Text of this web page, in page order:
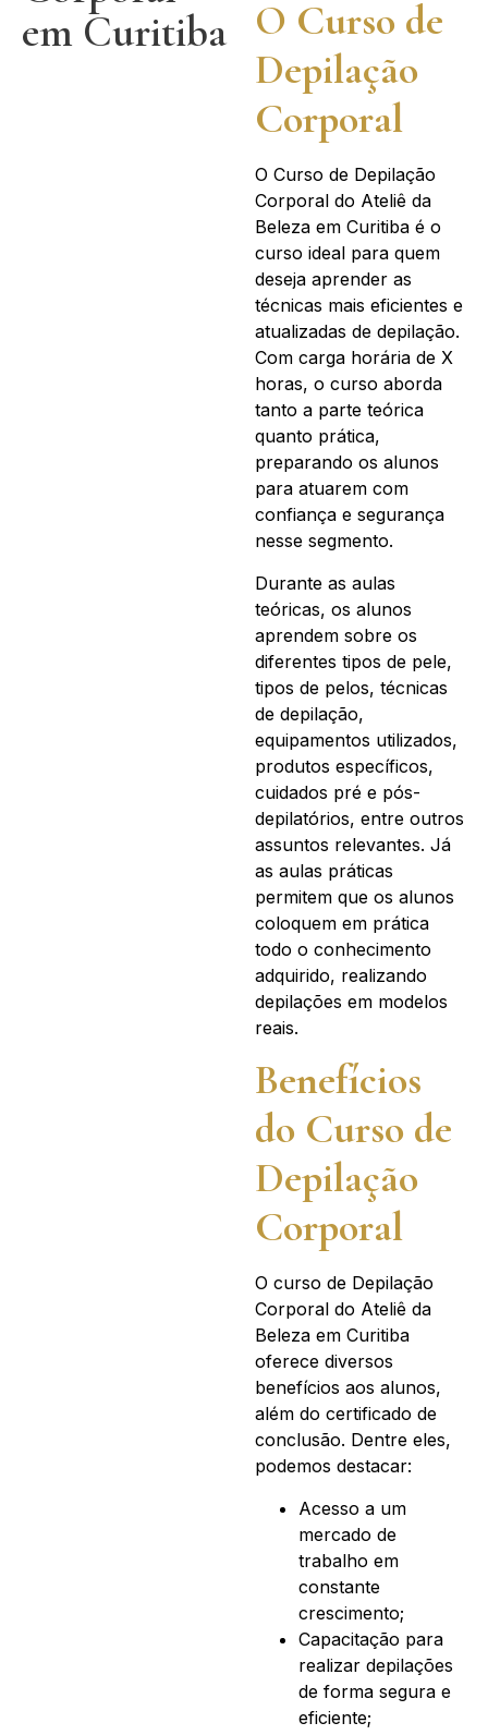
em Curitiba
O Curso de
Depilação
Corporal
O Curso de Depilação
Corporal do Ateliê da
Beleza em Curitiba é o
curso ideal para quem
deseja aprender as
técnicas mais eficientes e
atualizadas de depilação.
Com carga horária de X
horas, o curso aborda
tanto a parte teórica
quanto prática,
preparando os alunos
para atuarem com
confiança e segurança
nesse segmento.
Durante as aulas
teóricas, os alunos
aprendem sobre os
diferentes tipos de pele,
tipos de pelos, técnicas
de depilação,
equipamentos utilizados,
produtos específicos,
cuidados pré e pós-
depilatórios, entre outros
assuntos relevantes. Já
as aulas práticas
permitem que os alunos
coloquem em prática
todo o conhecimento
adquirido, realizando
depilações em modelos
reais.
Benefícios
do Curso de
Depilação
Corporal
O curso de Depilação
Corporal do Ateliê da
Beleza em Curitiba
oferece diversos
benefícios aos alunos,
além do certificado de
conclusão. Dentre eles,
podemos destacar:
Acesso a um
mercado de
trabalho em
constante
crescimento;
Capacitação para
realizar depilações
de forma segura e
eficiente;